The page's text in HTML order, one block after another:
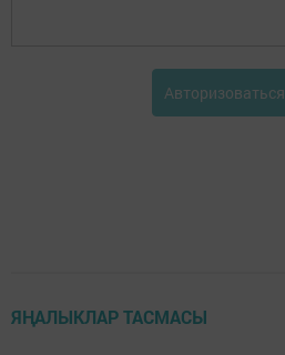
Авторизоваться
ЯҢАЛЫКЛАР ТАСМАСЫ